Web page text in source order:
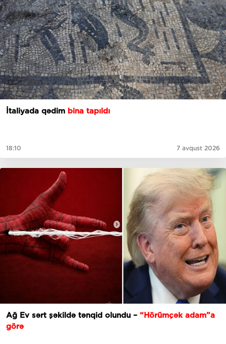
İtaliyada qədim bina tapıldı
18:10 7 avqust 2026
Ağ Ev sərt şəkildə tənqid olundu – “Hörümçək adam”a
görə